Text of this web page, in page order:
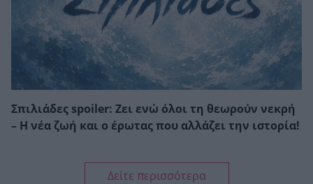
Σπιλιάδες spoiler: Ζει ενώ όλοι τη θεωρούν νεκρή
– Η νέα ζωή και ο έρωτας που αλλάζει την ιστορία!
Δείτε περισσότερα